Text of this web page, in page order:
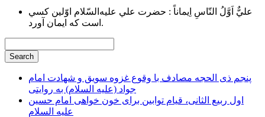
عليٌّ اَوَّلُ النّاسِ اِيماناً : حضرت علي عليه‌السّلام اوّلين كسي
است كه ايمان آورد.
پنجم ذی الحجه مصادف با وقوع غزوه سویق و شهادت امام
جواد (علیه السلام) به روایتی
اول ربیع الثانی، قیام توابین برای خون خواهی امام حسین
علیه السلام